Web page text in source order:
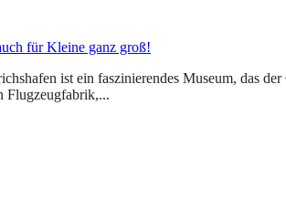
Flugzeugfabrik,...